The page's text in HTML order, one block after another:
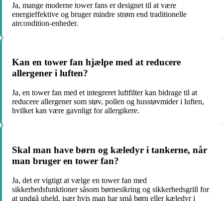
Ja, mange moderne tower fans er designet til at være
energieffektive og bruger mindre strøm end traditionelle
aircondition-enheder.
Kan en tower fan hjælpe med at reducere
allergener i luften?
Ja, en tower fan med et integreret luftfilter kan bidrage til at
reducere allergener som støv, pollen og husstøvmider i luften,
hvilket kan være gavnligt for allergikere.
Skal man have børn og kæledyr i tankerne, når
man bruger en tower fan?
Ja, det er vigtigt at vælge en tower fan med
sikkerhedsfunktioner såsom børnesikring og sikkerhedsgrill for
at undgå uheld, især hvis man har små børn eller kæledyr i